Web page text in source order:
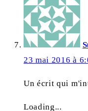
23 mai 2016 à
Un écrit qui
Loading...